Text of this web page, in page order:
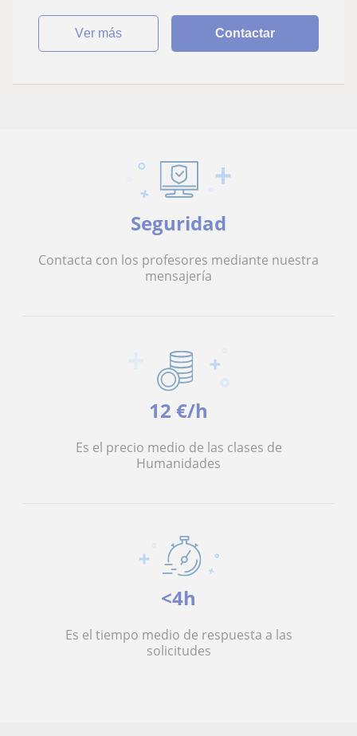
ver más Contactar
Seguridad
Contacta con los profesores mediante nuestra
mensajería
12 €/h
Es el precio medio de las clases de
Humanidades
<4h
Es el tiempo medio de respuesta a las
solicitudes